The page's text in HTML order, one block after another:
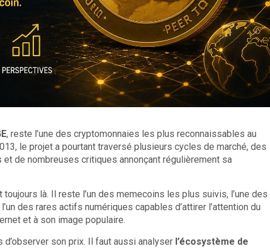
, reste l’une des cryptomonnaies les plus reconnaissables au
le projet a pourtant traversé plusieurs cycles de marché, des
de nombreuses critiques annonçant régulièrement sa
là. Il reste l’un des memecoins les plus suivis, l’une des
des rares actifs numériques capables d’attirer l’attention du
et à son image populaire.
son prix. Il faut aussi analyser l’écosystème de